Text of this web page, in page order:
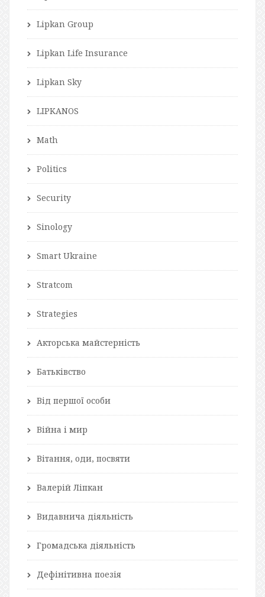
Lipkan Group
Lipkan Life Insurance
Lipkan Sky
LIPKANOS
Math
Politics
Security
Sinology
Smart Ukraine
Stratcom
Strategies
Акторська майстерність
Батьківство
Від першої особи
Війна і мир
Вітання, оди, посвяти
Валерій Ліпкан
Видавнича діяльність
Громадська діяльність
Дефінітивна поезія